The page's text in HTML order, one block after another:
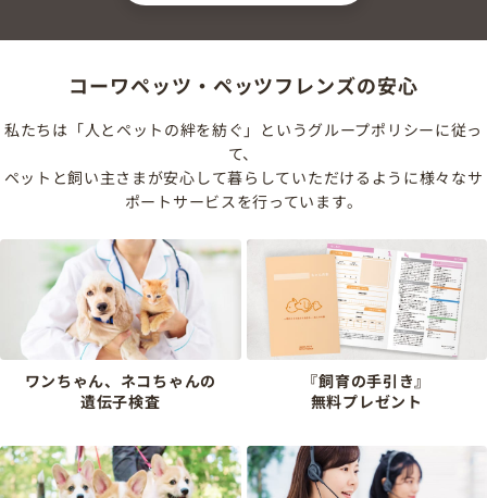
コーワペッツ・ペッツフレンズの安心
私たちは「人とペットの絆を紡ぐ」というグループポリシーに従っ
て、
ペットと飼い主さまが安心して暮らしていただけるように様々なサ
ポートサービスを行っています。
ワンちゃん、ネコちゃんの
遺伝子検査
『飼育の手引き』
無料プレゼント